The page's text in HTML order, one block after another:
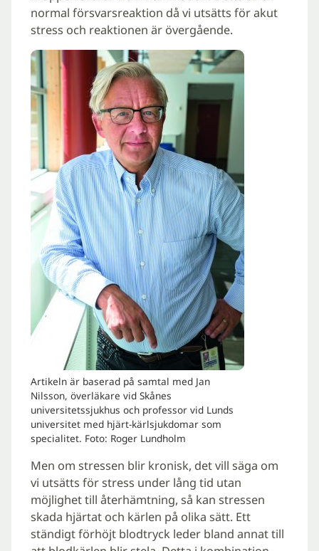
normal försvarsreaktion då vi utsätts för akut
stress och reaktionen är övergående.
Artikeln är baserad på samtal med Jan
Nilsson, överläkare vid Skånes
universitetssjukhus och professor vid Lunds
universitet med hjärt-kärlsjukdomar som
specialitet. Foto: Roger Lundholm
Men om stressen blir kronisk, det vill säga om
vi utsätts för stress under lång tid utan
möjlighet till återhämtning, så kan stressen
skada hjärtat och kärlen på olika sätt. Ett
ständigt förhöjt blodtryck leder bland annat till